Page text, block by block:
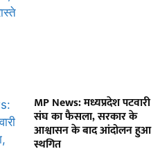
MP News: मध्यप्रदेश पटवारी
संघ का फैसला, सरकार के
आश्वासन के बाद आंदोलन हुआ
स्थगित